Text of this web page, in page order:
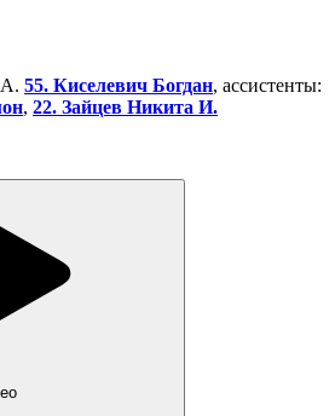
55. Киселевич Богдан, ассистенты:
, 22. Зайцев Никита И.